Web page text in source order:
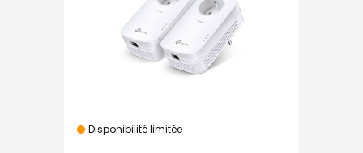
Disponibilité limitée